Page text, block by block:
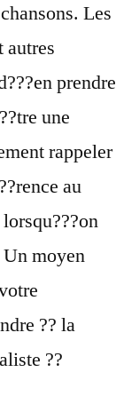
Les
autres
prendre
une
rappeler
au
moyen
?? la
??